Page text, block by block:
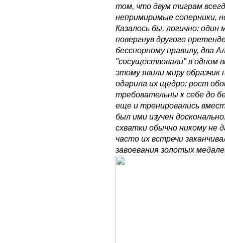
том, что двум тиграм
непримиримые соперники,
Казалось бы, логично:
повергнув другого
бесспорному правилу, два
"сосуществовали" в одном
этому явили миру
одарила их щедро: рост
требовательны к себе до
еще и тренировались
был ими изучен
схватки обычно никому не
часто их встречи
завоевания золотых